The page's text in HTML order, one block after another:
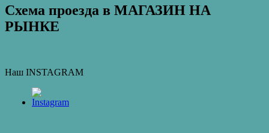
Схема проезда в МАГАЗИН НА
РЫНКЕ
Наш INSTAGRAM